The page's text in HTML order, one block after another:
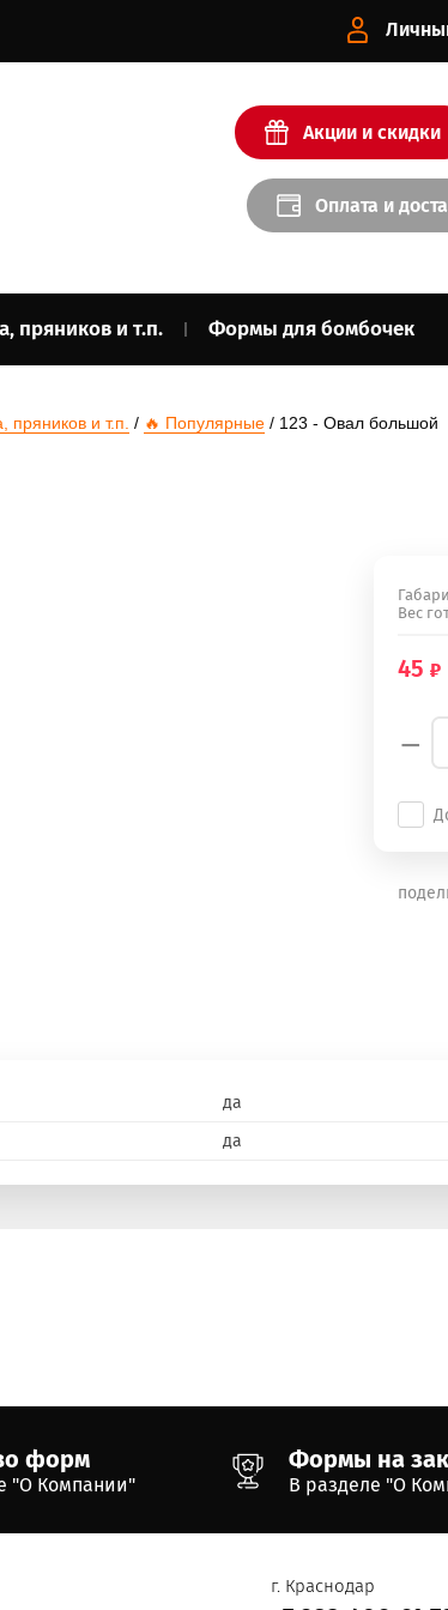
Акции и скидки
Оплата и
пряников и т.п. Формы для бомбочек
и т.п. / 🔥 Популярные / 123 - Овал большой
Вес
45
−
да
да
форм
"О Компании"
Формы на
В разделе "О
г. Краснодар